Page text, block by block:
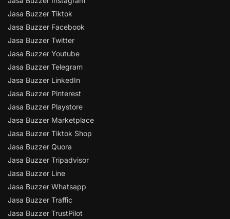
Jasa Buzzer Tiktok
Jasa Buzzer Facebook
Jasa Buzzer Twitter
Jasa Buzzer Youtube
Jasa Buzzer Telegram
Jasa Buzzer LinkedIn
Jasa Buzzer Pinterest
Jasa Buzzer Playstore
Jasa Buzzer Marketplace
Jasa Buzzer Tiktok Shop
Jasa Buzzer Quora
Jasa Buzzer Tripadvisor
Jasa Buzzer Line
Jasa Buzzer Whatsapp
Jasa Buzzer Traffic
Jasa Buzzer TrustPilot